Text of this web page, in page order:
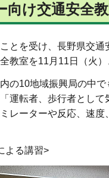
け交通安全
とを受け、長野県交
教室を11月11日（火
の10地域振興局の中
運転者、歩行者とし
レーターや反応、速
よる講習>